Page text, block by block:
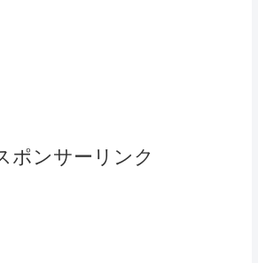
ポンサーリンク